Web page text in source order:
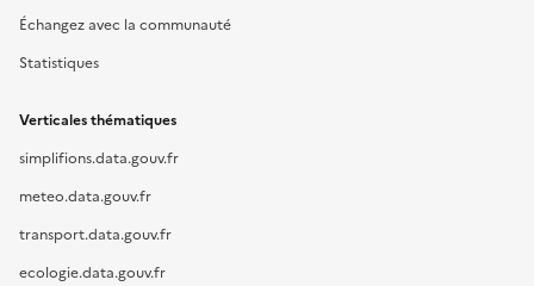
Échangez avec la communauté
Statistiques
Verticales thématiques
simplifions.data.gouv.fr
meteo.data.gouv.fr
transport.data.gouv.fr
ecologie.data.gouv.fr